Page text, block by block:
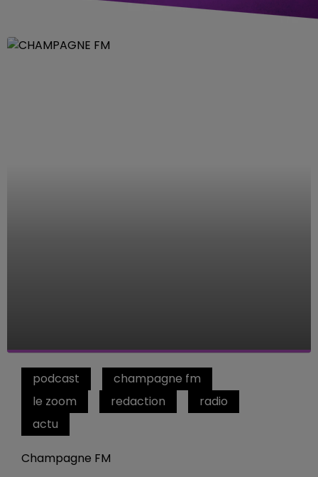
podcast
champagne fm
le zoom
redaction
radio
actu
Champagne FM